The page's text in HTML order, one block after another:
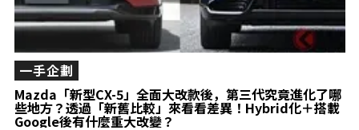
Mazda「新型CX-5」全面大改款後，第三代究竟進化了哪
些地方？透過「新舊比較」來看看差異！Hybrid化＋搭載
Google後有什麼重大改變？
一手企劃